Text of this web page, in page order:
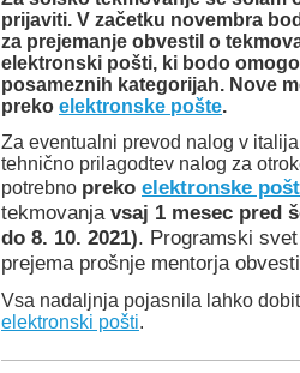
prijaviti. V začetku novembra
za prejemanje obvestil o
elektronski pošti, ki bodo
posameznih kategorijah. Nove
preko elektronske pošte.
Za eventualni prevod nalog v
tehnično prilagodtev nalog za
potrebno preko elektronske
tekmovanjavsaj 1 mesec pred
do 8. 10. 2021). Programski
prejema prošnje mentorja
Vsa nadaljnja pojasnila lahko
elektronski pošti.